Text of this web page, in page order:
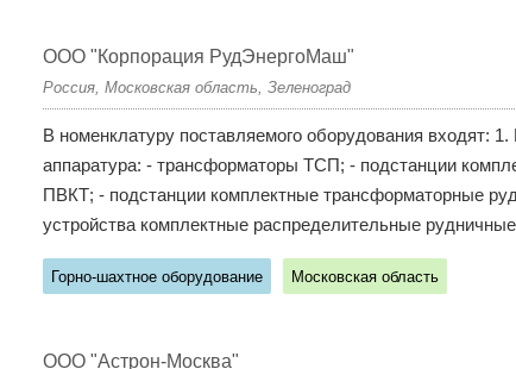
ООО "Корпорация РудЭнергоМаш"
Россия, Московская область, Зеленоград
В номенклатуру поставляемого оборудования входят:
аппаратура: - трансформаторы ТСП; - подстанции
ПВКТ; - подстанции комплектные трансформаторные
устройства комплектные распределительные
Горно-шахтное оборудование Московская область
ООО "Астрон-Москва"